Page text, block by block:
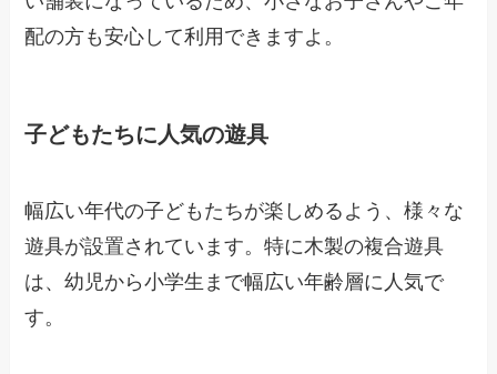
配の方も安心して利用できますよ。
子どもたちに人気の遊具
幅広い年代の子どもたちが楽しめるよう、様々な
遊具が設置されています。特に木製の複合遊具
は、幼児から小学生まで幅広い年齢層に人気で
す。